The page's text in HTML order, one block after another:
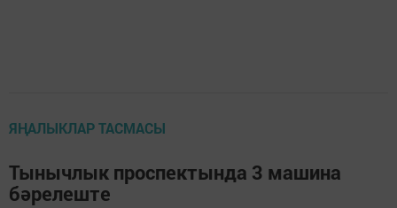
ЯҢАЛЫКЛАР ТАСМАСЫ
Тынычлык проспектында 3 машина
бәрелеште